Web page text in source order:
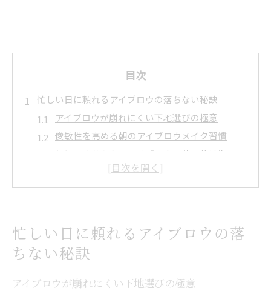
目次
忙しい日に頼れるアイブロウの落ちない秘訣
アイブロウが崩れにくい下地選びの極意
俊敏性を高める朝のアイブロウメイク習慣
とにかく落ちないアイブロウの使い分け術
ドラッグストアで手に入る落ちないアイブロウ
活用法
アイブロウで俊敏に仕上がる毎朝の新習慣
アイブロウの俊敏性を引き出す時短テクニック
朝メイクで差がつく落ちないアイブロウの塗り
方
忙しい日に頼れるアイブロウの落
ちない秘訣
アイブロウが崩れにくい下地選びの極意